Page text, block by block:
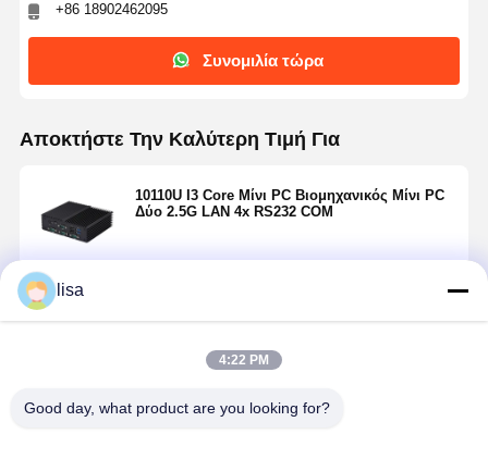
+86 18902462095
Συνομιλία τώρα
Αποκτήστε Την Καλύτερη Τιμή Για
10110U I3 Core Μίνι PC Βιομηχανικός Μίνι PC
Δύο 2.5G LAN 4x RS232 COM
lisa
4:22 PM
Good day, what product are you looking for?